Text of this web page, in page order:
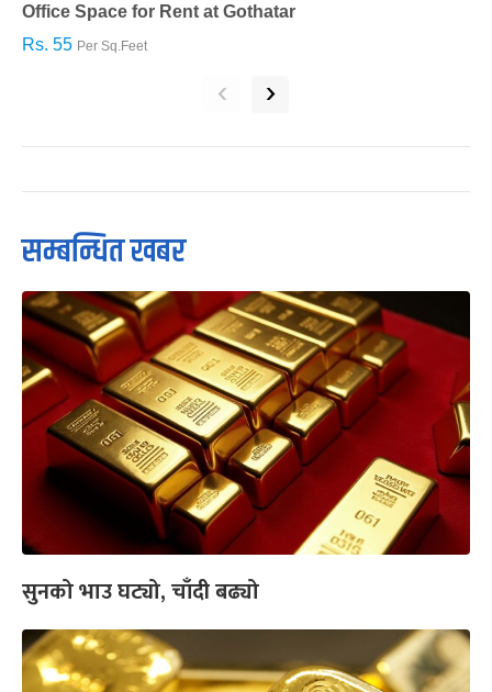
Office Space for Rent at Gothatar
Rs. 55 Per Sq.Feet
‹ ›
सम्बन्धित खबर
सुनको भाउ घट्यो, चाँदी बढ्यो